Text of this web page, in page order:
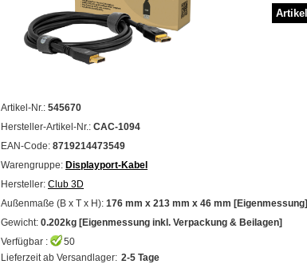
Artikel-Nr.: 545670
Hersteller-Artikel-Nr.: CAC-1094
EAN-Code: 8719214473549
Warengruppe: Displayport-Kabel
Hersteller: Club 3D
Außenmaße (B x T x H): 176 mm x 213 mm x 46 mm [Eigenmessung]
Gewicht: 0.202kg [Eigenmessung inkl. Verpackung & Beilagen]
Verfügbar :
50
Lieferzeit ab Versandlager: 2-5 Tage